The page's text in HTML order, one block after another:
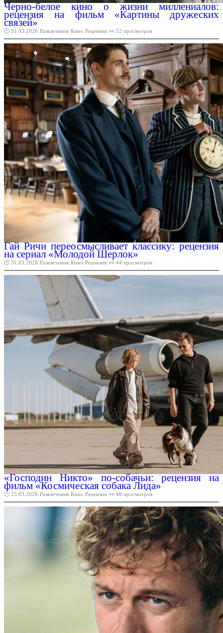
Черно-белое кино о жизни миллениалов:
рецензия на фильм «Картины дружеских
связей»
🕑 31.03.2026 Развлечения Кино Рецензии 👀 52 просмотров
Гай Ричи переосмысливает классику: рецензия
на сериал «Молодой Шерлок»
🕑 31.03.2026 Развлечения Кино Рецензии 👀 44 просмотров
«Господин Никто» по-собачьи: рецензия на
фильм «Космическая собака Лида»
🕑 25.03.2026 Развлечения Кино Рецензии 👀 48 просмотров